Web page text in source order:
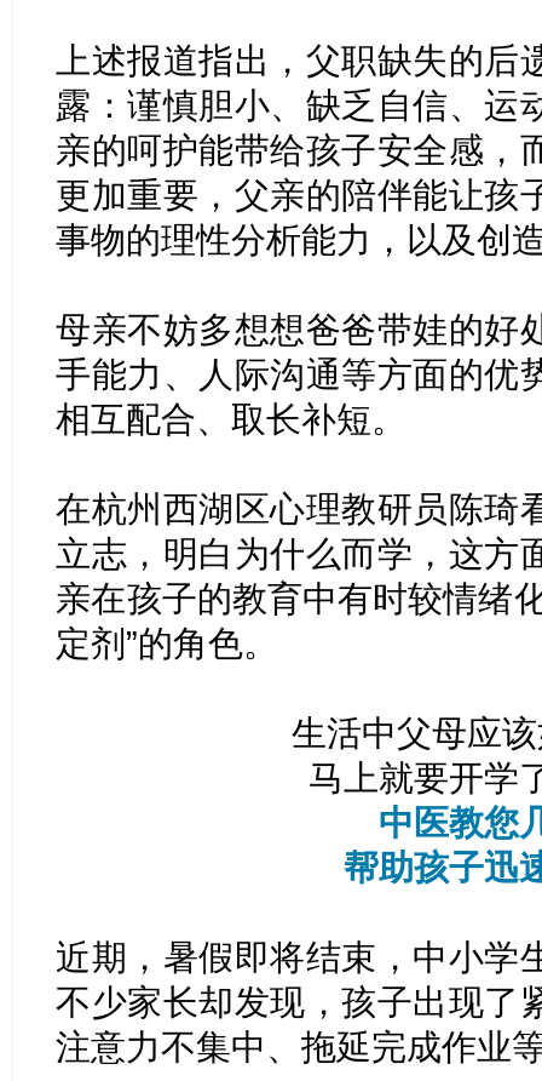
上述报道指出， 父职缺失的后
露：谨慎胆小、缺乏自信、运
亲的呵护能带给孩子安全感，
更加重要，父亲的陪伴能让孩
事物的理性分析能力，以及创
母亲不妨多想想爸爸带娃的好
手能力、人际沟通等方面的优
相互配合、取长补短。
在杭州西湖区心理教研员陈琦
立志，明白为什么而学，这方
亲在孩子的教育中有时较情绪
定剂”的角色。
生活中父母应
马上就要开学
中医教您
帮助孩子迅
近期，暑假即将结束，中小学
不少家长却发现，孩子出现了
注意力不集中、拖延完成作业